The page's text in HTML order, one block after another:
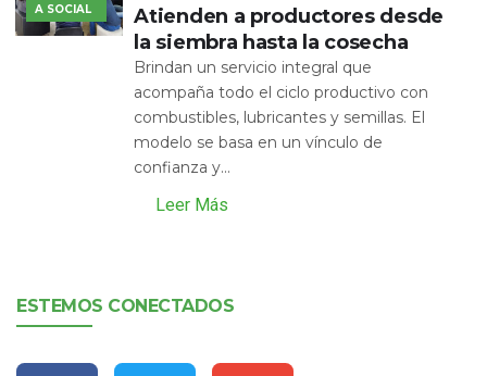
A SOCIAL
Atienden a productores desde
la siembra hasta la cosecha
Brindan un servicio integral que
acompaña todo el ciclo productivo con
combustibles, lubricantes y semillas. El
modelo se basa en un vínculo de
confianza y...
Leer Más
ESTEMOS CONECTADOS